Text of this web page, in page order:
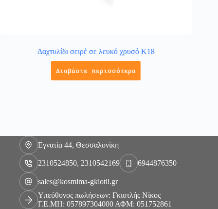
Δαχτυλίδι σειρέ σε λευκό χρυσό Κ18
Διαβάστε περισσότερα
Εγνατία 44, Θεσσαλονίκη
2310524850, 2310542169 6944876350
sales@kosmima-gkiotli.gr
Υπεύθυνος πωλήσεων: Γκιοτλής Νίκος
Γ.Ε.ΜΗ: 057897304000 ΑΦΜ: 051752861